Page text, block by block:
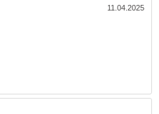
11.04.2025